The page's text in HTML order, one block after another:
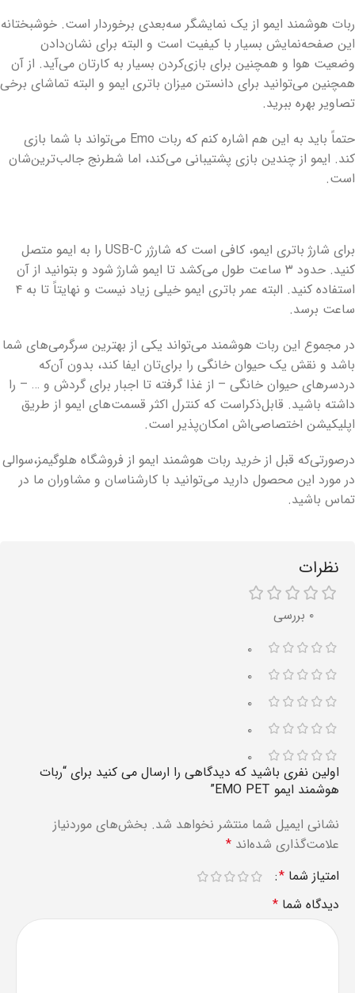
ربات هوشمند ایمو از یک نمایشگر سه‌بعدی برخوردار است. خوشبختانه
این صفحه‌نمایش بسیار با کیفیت است و البته برای نشان‌دادن
وضعیت هوا و همچنین برای بازی‌کردن بسیار به کارتان می‌آید. از آن
همچنین می‌توانید برای دانستن میزان باتری ایمو و البته تماشای برخی
تصاویر بهره ببرید.
حتماً باید به این هم اشاره کنم که ربات Emo می‌تواند با شما بازی
کند. ایمو از چندین بازی پشتیبانی می‌کند، اما شطرنج جالب‌ترین‌شان
است.
برای شارژ باتری ایمو، کافی است که شارژر USB-C را به ایمو متصل
کنید. حدود ۳ ساعت طول می‌کشد تا ایمو شارژ شود و بتوانید از آن
استفاده کنید. البته عمر باتری ایمو خیلی زیاد نیست و نهایتاً تا به ۴
ساعت برسد.
در مجموع این ربات هوشمند می‌تواند یکی از بهترین سرگرمی‌های شما
باشد و نقش یک حیوان خانگی را برای‌تان ایفا کند، بدون آن‌که
دردسرهای حیوان خانگی – از غذا گرفته تا اجبار برای گردش و … – را
داشته باشید. قابل‌ذکراست که کنترل اکثر قسمت‌های ایمو از طریق
اپلیکیشن اختصاصی‌اش امکان‌پذیر است.
درصورتی‌که قبل از خرید ربات هوشمند ایمو از فروشگاه هلوگیمز،سوالی
در مورد این محصول دارید می‌توانید با کارشناسان و مشاوران ما در
تماس باشید.
نظرات
۰ بررسی
۰
۰
۰
۰
۰
اولین نفری باشید که دیدگاهی را ارسال می کنید برای “ربات
هوشمند ایمو EMO PET”
نشانی ایمیل شما منتشر نخواهد شد. بخش‌های موردنیاز
علامت‌گذاری شده‌اند *
امتیاز شما *
دیدگاه شما *